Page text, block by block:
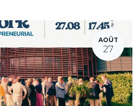
AOÛT
27